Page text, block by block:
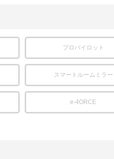
プロパイロット
スマートルームミラー
e-4ORCE